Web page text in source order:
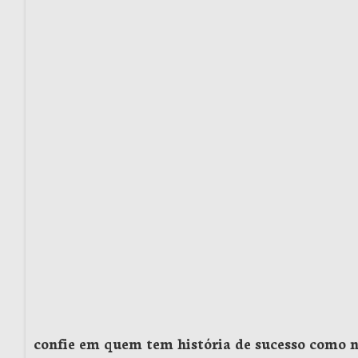
confie em quem tem história de sucesso como